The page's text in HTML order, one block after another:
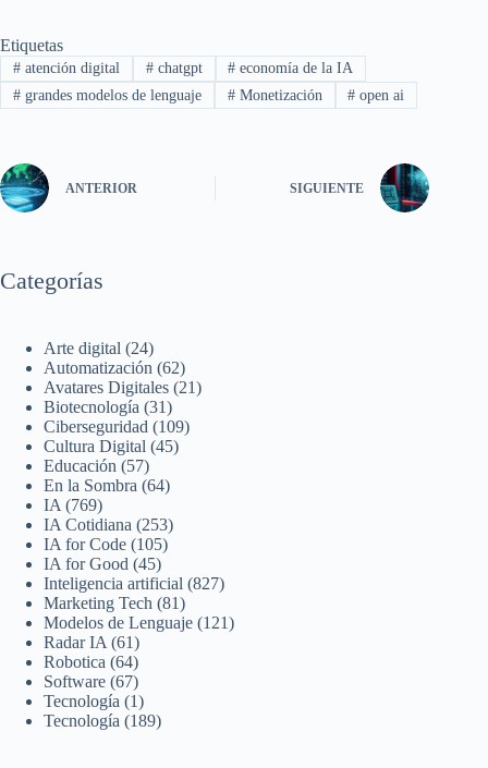
Etiquetas
#atención digital #chatgpt # economía de la IA
#grandes modelos de lenguaje #Monetización # open ai
ANTERIOR SIGUIENTE
Categorías
Arte digital (24)
Automatización (62)
Avatares Digitales (21)
Biotecnología (31)
Ciberseguridad (109)
Cultura Digital (45)
Educación (57)
En la Sombra (64)
IA (769)
IA Cotidiana (253)
IA for Code (105)
IA for Good (45)
Inteligencia artificial (827)
Marketing Tech (81)
Modelos de Lenguaje (121)
Radar IA (61)
Robotica (64)
Software (67)
Tecnología (1)
Tecnología (189)